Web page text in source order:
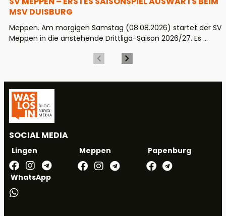
MSV DUISBURG
Meppen. Am morgigen Samstag (08.08.2026) startet der SV
Meppen in die anstehende Drittliga-Saison 2026/27. Es ...
SOCIAL MEDIA
Lingen Meppen Papenburg
WhatsApp